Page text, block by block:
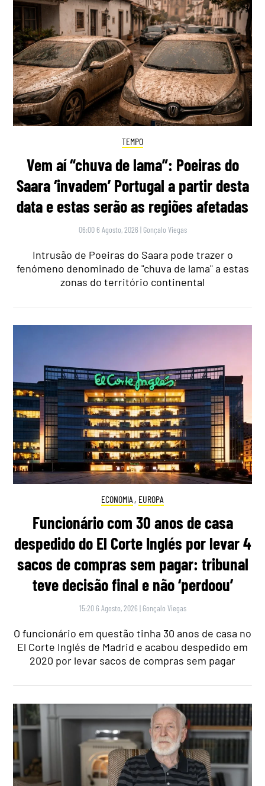
TEMPO
Vem aí “chuva de lama”: Poeiras do
Saara ‘invadem’ Portugal a partir desta
data e estas serão as regiões afetadas
06:00 6 Agosto, 2026 | Gonçalo Viegas
Intrusão de Poeiras do Saara pode trazer o
fenómeno denominado de "chuva de lama" a estas
zonas do território continental
ECONOMIA , EUROPA
Funcionário com 30 anos de casa
despedido do El Corte Inglés por levar 4
sacos de compras sem pagar: tribunal
teve decisão final e não ‘perdoou’
15:20 6 Agosto, 2026 | Gonçalo Viegas
O funcionário em questão tinha 30 anos de casa no
El Corte Inglés de Madrid e acabou despedido em
2020 por levar sacos de compras sem pagar